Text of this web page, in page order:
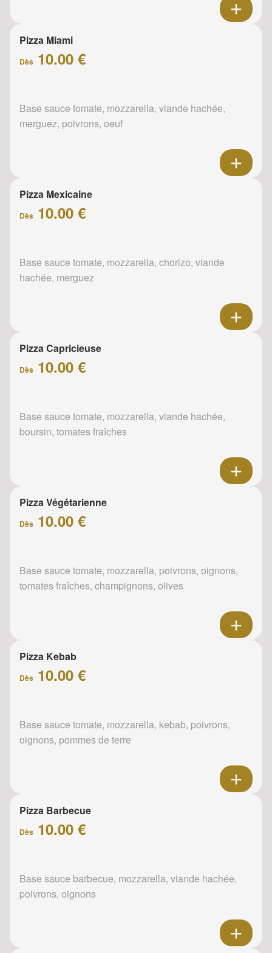
Pizza Miami
Dès 10.00 €
Base sauce tomate, mozzarella, viande hachée,
merguez, poivrons, oeuf
Pizza Mexicaine
Dès 10.00 €
Base sauce tomate, mozzarella, chorizo, viande
hachée, merguez
Pizza Capricieuse
Dès 10.00 €
Base sauce tomate, mozzarella, viande hachée,
boursin, tomates fraîches
Pizza Végétarienne
Dès 10.00 €
Base sauce tomate, mozzarella, poivrons, oignons,
tomates fraîches, champignons, olives
Pizza Kebab
Dès 10.00 €
Base sauce tomate, mozzarella, kebab, poivrons,
oignons, pommes de terre
Pizza Barbecue
Dès 10.00 €
Base sauce barbecue, mozzarella, viande hachée,
poivrons, oignons